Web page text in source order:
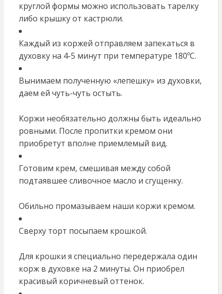
круглой формы можно использовать тарелку
либо крышку от кастрюли.
Каждый из коржей отправляем запекаться в
духовку на 4-5 минут при температуре 180ºС.
Вынимаем полученную «лепешку» из духовки,
даем ей чуть-чуть остыть.
Коржи необязательно должны быть идеально
ровными. После пропитки кремом они
приобретут вполне приемлемый вид.
Готовим крем, смешивая между собой
подтаявшее сливочное масло и сгущенку.
Обильно промазываем наши коржи кремом.
Сверху торт посыпаем крошкой.
Для крошки я специально передержала один
корж в духовке на 2 минуты. Он приобрел
красивый коричневый оттенок.